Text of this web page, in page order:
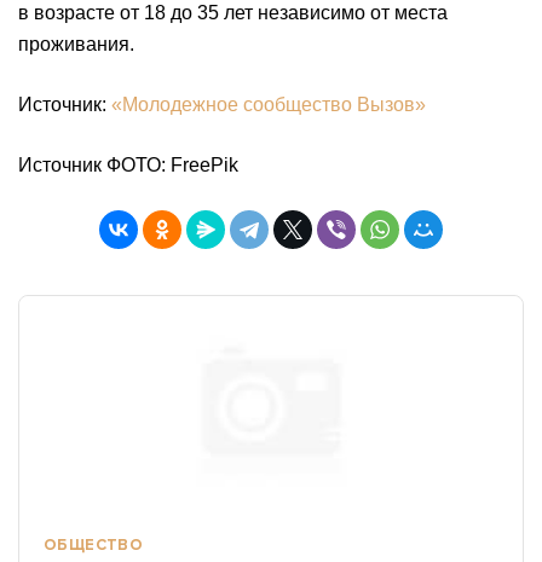
в возрасте от 18 до 35 лет независимо от места
проживания.
Источник: «Молодежное сообщество Вызов»
Источник ФОТО: FreePik
ОБЩЕСТВО